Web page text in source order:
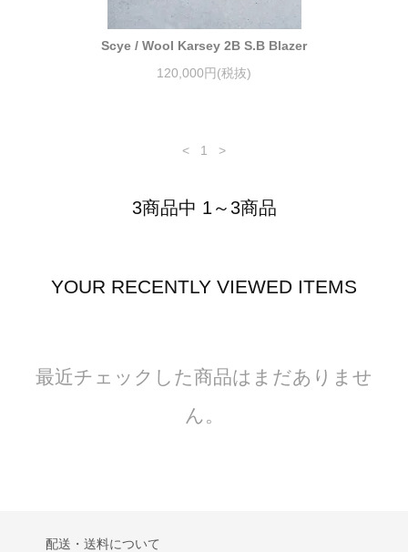
Scye / Wool Karsey 2B S.B Blazer
120,000円(税抜)
< 1 >
3商品中 1～3商品
YOUR RECENTLY VIEWED ITEMS
最近チェックした商品はまだありませ
ん。
配送・送料について